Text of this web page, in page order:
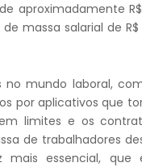
aproximadamente
massa salarial de
mundo laboral,
por aplicativos que
limites e os
de trabalhadores
mais essencial,